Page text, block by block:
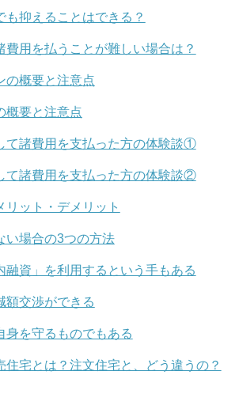
も抑えることはできる？
費用を払うことが難しい場合は？
の概要と注意点
概要と注意点
て諸費用を支払った方の体験談①
て諸費用を支払った方の体験談②
リット・デメリット
い場合の3つの方法
融資」を利用するという手もある
額交渉ができる
身を守るものでもある
住宅とは？注文住宅と、どう違うの？